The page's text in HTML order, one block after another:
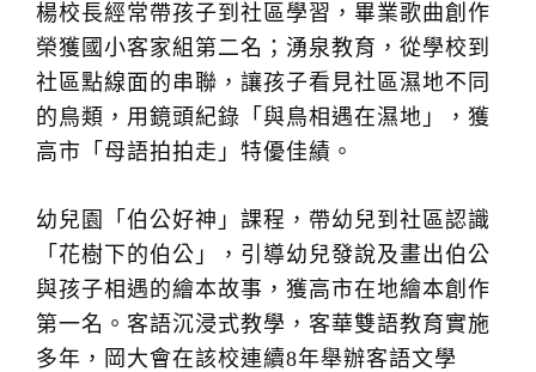
楊校長經常帶孩子到社區學習，畢業歌曲創作
榮獲國小客家組第二名；湧泉教育，從學校到
社區點線面的串聯，讓孩子看見社區濕地不同
的鳥類，用鏡頭紀錄「與鳥相遇在濕地」，獲
高市「母語拍拍走」特優佳績。
幼兒園「伯公好神」課程，帶幼兒到社區認識
「花樹下的伯公」，引導幼兒發說及畫出伯公
與孩子相遇的繪本故事，獲高市在地繪本創作
第一名。客語沉浸式教學，客華雙語教育實施
多年，岡大會在該校連續8年舉辦客語文學